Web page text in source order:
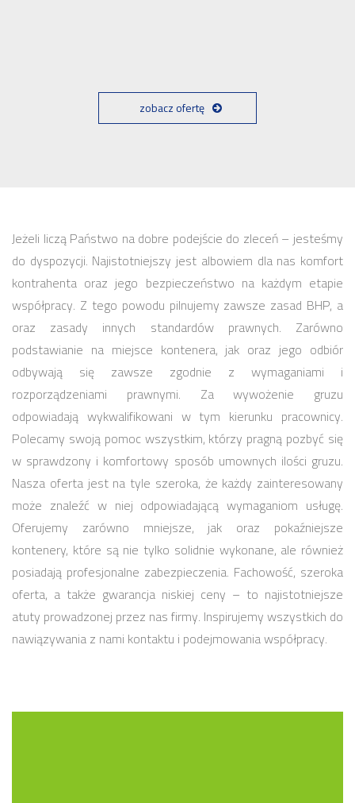
zobacz ofertę
Jeżeli liczą Państwo na dobre podejście do zleceń – jesteśmy
do dyspozycji. Najistotniejszy jest albowiem dla nas komfort
kontrahenta oraz jego bezpieczeństwo na każdym etapie
współpracy. Z tego powodu pilnujemy zawsze zasad BHP, a
oraz zasady innych standardów prawnych. Zarówno
podstawianie na miejsce kontenera, jak oraz jego odbiór
odbywają się zawsze zgodnie z wymaganiami i
rozporządzeniami prawnymi. Za wywożenie gruzu
odpowiadają wykwalifikowani w tym kierunku pracownicy.
Polecamy swoją pomoc wszystkim, którzy pragną pozbyć się
w sprawdzony i komfortowy sposób umownych ilości gruzu.
Nasza oferta jest na tyle szeroka, że każdy zainteresowany
może znaleźć w niej odpowiadającą wymaganiom usługę.
Oferujemy zarówno mniejsze, jak oraz pokaźniejsze
kontenery, które są nie tylko solidnie wykonane, ale również
posiadają profesjonalne zabezpieczenia. Fachowość, szeroka
oferta, a także gwarancja niskiej ceny – to najistotniejsze
atuty prowadzonej przez nas firmy. Inspirujemy wszystkich do
nawiązywania z nami kontaktu i podejmowania współpracy.